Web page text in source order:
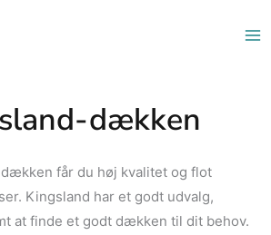
dækken
får du høj kvalitet og flot
Kingsland har et godt udvalg,
at finde et godt dækken til dit behov.